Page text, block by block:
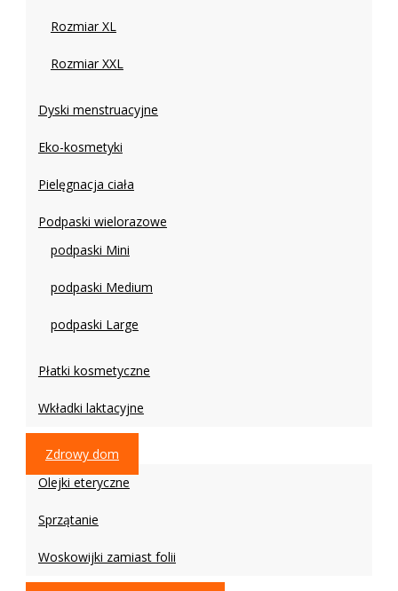
Rozmiar XL
Rozmiar XXL
Dyski menstruacyjne
Eko-kosmetyki
Pielęgnacja ciała
Podpaski wielorazowe
podpaski Mini
podpaski Medium
podpaski Large
Płatki kosmetyczne
Wkładki laktacyjne
Zdrowy dom
Olejki eteryczne
Sprzątanie
Woskowijki zamiast folii